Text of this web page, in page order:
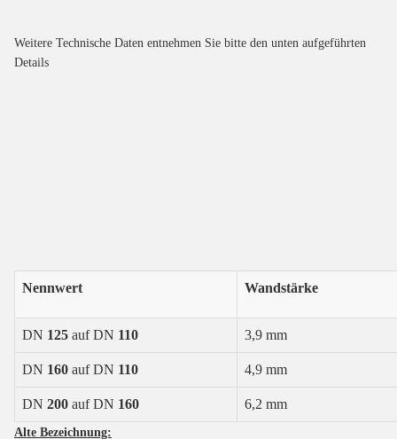
Weitere Technische Daten entnehmen Sie bitte den unten aufgeführten
Details
Nennwert Wandstärke
DN 125 auf DN 110 3,9 mm
DN 160 auf DN 110 4,9 mm
DN 200 auf DN 160 6,2 mm
Alte Bezeichnung: